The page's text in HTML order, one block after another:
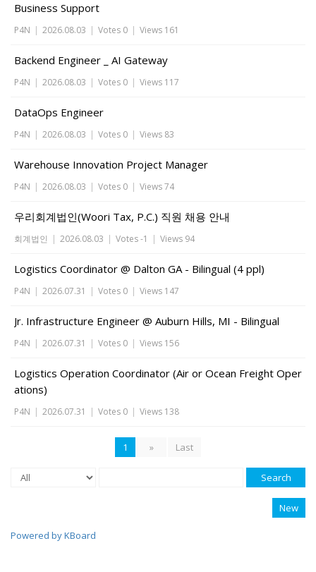
Business Support
P4N | 2026.08.03 | Votes 0 | Views 161
Backend Engineer _ AI Gateway
P4N | 2026.08.03 | Votes 0 | Views 117
DataOps Engineer
P4N | 2026.08.03 | Votes 0 | Views 83
Warehouse Innovation Project Manager
P4N | 2026.08.03 | Votes 0 | Views 74
우리회계법인(Woori Tax, P.C.) 직원 채용 안내
회계법인 | 2026.08.03 | Votes -1 | Views 94
Logistics Coordinator @ Dalton GA - Bilingual (4 ppl)
P4N | 2026.07.31 | Votes 0 | Views 147
Jr. Infrastructure Engineer @ Auburn Hills, MI - Bilingual
P4N | 2026.07.31 | Votes 0 | Views 156
Logistics Operation Coordinator (Air or Ocean Freight Oper
ations)
P4N | 2026.07.31 | Votes 0 | Views 138
1 » Last
Search
New
Powered by KBoard